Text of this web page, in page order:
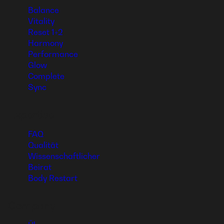
Balance
Vitality
Reset 1+2
Harmony
Performance
Glow
Complete
Sync
FAQ
Qualität
Wissenschaftlicher
Beirat
Body Restart